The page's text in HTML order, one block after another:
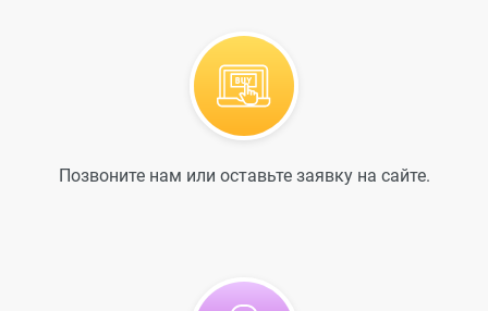
Позвоните нам или оставьте заявку на сайте.